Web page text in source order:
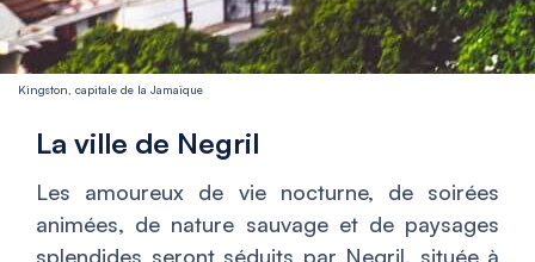
Kingston, capitale de la Jamaïque
La ville de Negril
Les amoureux de vie nocturne, de soirées
animées, de nature sauvage et de paysages
splendides seront séduits par Negril, située à